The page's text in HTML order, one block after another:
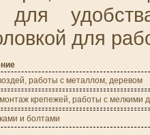
для
для
работы с металлом, деревом
крепежей, работы с мелкими
и болтами